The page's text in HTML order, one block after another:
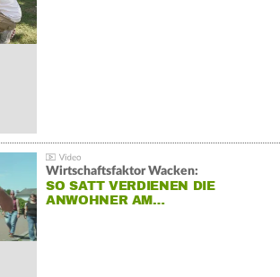
Wirtschaftsfaktor Wacken:
SO SATT VERDIENEN DIE
ANWOHNER AM…